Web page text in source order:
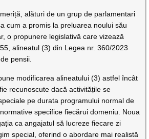
alături de un grup de parlamentari
cum a promis la preluarea noului său
o propunere legislativă care vizează
alineatul (3) din Legea nr. 360/2023
pensii.
modificarea alineatului (3) astfel încât
recunoscute dacă activitățile se
pe durata programului normal de
specifice fiecărui domeniu. Noua
ca angajatul să lucreze fiecare zi
special, oferind o abordare mai realistă